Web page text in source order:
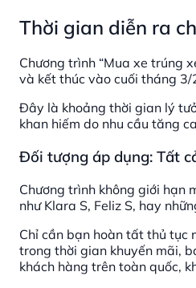
Thời gian diễn ra
Chương trình “Mua xe trúng
và kết thúc vào cuối tháng
Đây là khoảng thời gian lý
khan hiếm do nhu cầu tăng
Đối tượng áp dụng: Tất
Chương trình không giới hạn
như Klara S, Feliz S, hay
Chỉ cần bạn hoàn tất thủ tục
trong thời gian khuyến mãi,
khách hàng trên toàn quốc,